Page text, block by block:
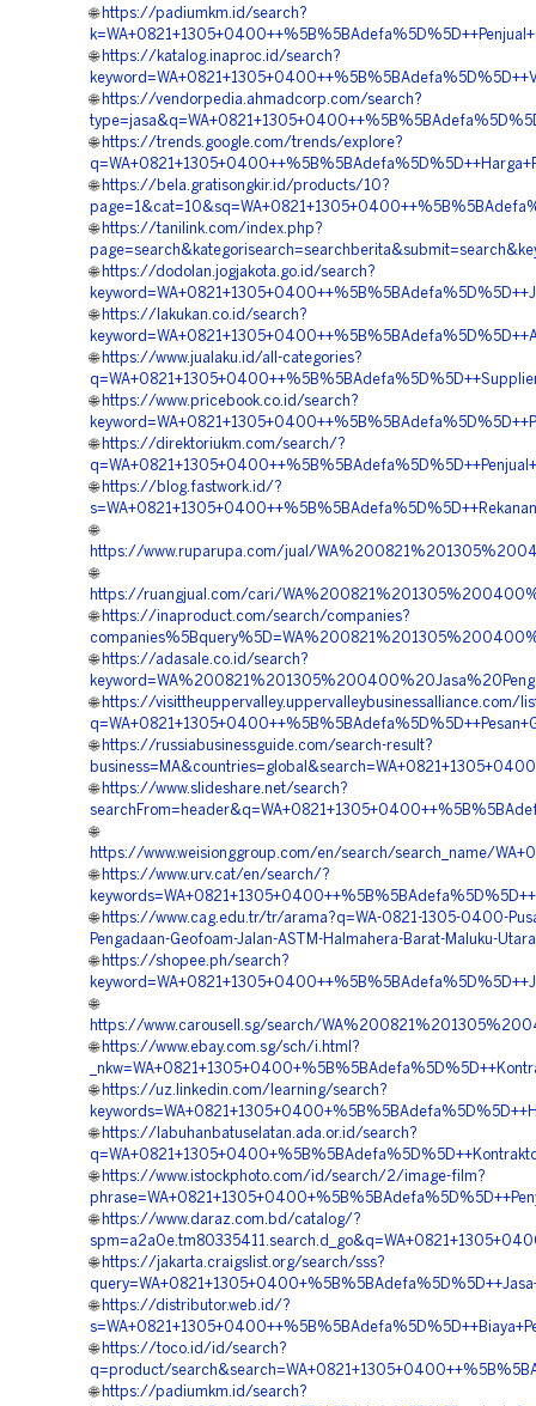
🌐 https://padiumkm.id/search?
🌐 https://katalog.inaproc.id/search?
🌐 https://vendorpedia.ahmadcorp.com/search?
🌐 https://trends.google.com/trends/explore?
🌐 https://bela.gratisongkir.id/products/10?
🌐 https://tanilink.com/index.php?
🌐 https://dodolan.jogjakota.go.id/search?
🌐 https://lakukan.co.id/search?
🌐 https://www.jualaku.id/all-categories?
🌐 https://www.pricebook.co.id/search?
🌐 https://direktoriukm.com/search/?
🌐 https://blog.fastwork.id/?
🌐
https://www.ruparupa.com/jual/
🌐
https://ruangjual.com/cari/
🌐 https://inaproduct.com/search/companies?
🌐 https://adasale.co.id/search?
🌐 https://visittheuppervalley.uppervalleybusinessalliance.com/
🌐 https://russiabusinessguide.com/search-result?
🌐 https://www.slideshare.net/search?
🌐
https://www.weisionggroup.com/en/search/search_name/
🌐 https://www.urv.cat/en/search/?
🌐 https://www.cag.edu.tr/tr/arama?q=WA-0821-1305-0400-
Pengadaan-Geofoam-Jalan-ASTM-Halmahera-Barat-Maluku-Utara
🌐 https://shopee.ph/search?
🌐
https://www.carousell.sg/search/
🌐 https://www.ebay.com.sg/sch/i.html?
🌐 https://uz.linkedin.com/learning/search?
🌐 https://labuhanbatuselatan.ada.or.id/search?
🌐 https://www.istockphoto.com/id/search/2/image-film?
🌐 https://www.daraz.com.bd/catalog/?
🌐 https://jakarta.craigslist.org/search/sss?
🌐 https://distributor.web.id/?
🌐 https://toco.id/id/search?
q=product/
🌐 https://padiumkm.id/search?